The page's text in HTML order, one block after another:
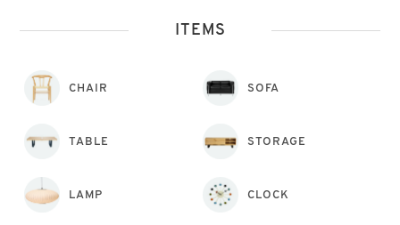
ITEMS
CHAIR SOFA
TABLE STORAGE
LAMP CLOCK